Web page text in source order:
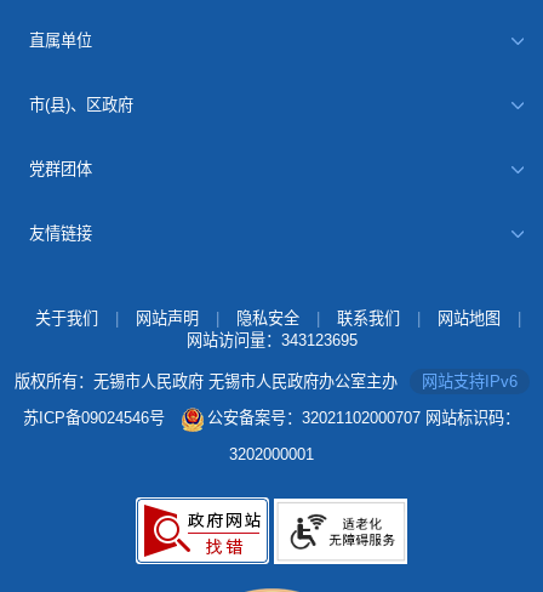
直属单位
市(县)、区政府
党群团体
友情链接
关于我们 网站声明 隐私安全 联系我们 网站地图
网站访问量： 343123695
版权所有：无锡市人民政府 无锡市人民政府办公室主办
网站支持IPv6
苏ICP备09024546号
公安备案号：32021102000707 网站标识码：
3202000001